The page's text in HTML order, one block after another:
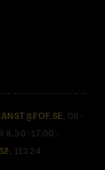
, 08-
8.30–17.00).
, 113 24